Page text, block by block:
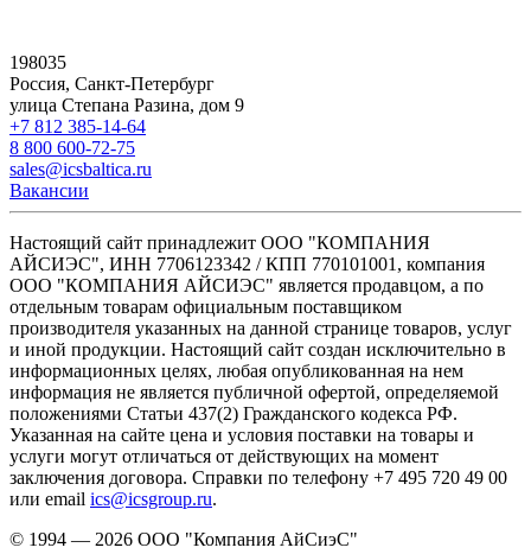
198035
Россия, Санкт-Петербург
улица Степана Разина, дом 9
+7 812 385-14-64
8 800 600-72-75
sales@icsbaltica.ru
Вакансии
Настоящий сайт принадлежит ООО "КОМПАНИЯ
АЙСИЭС", ИНН 7706123342 / КПП 770101001, компания
ООО "КОМПАНИЯ АЙСИЭС" является продавцом, а по
отдельным товарам официальным поставщиком
производителя указанных на данной странице товаров, услуг
и иной продукции. Настоящий сайт создан исключительно в
информационных целях, любая опубликованная на нем
информация не является публичной офертой, определяемой
положениями Статьи 437(2) Гражданского кодекса РФ.
Указанная на сайте цена и условия поставки на товары и
услуги могут отличаться от действующих на момент
заключения договора. Справки по телефону +7 495 720 49 00
или email ics@icsgroup.ru.
© 1994 — 2026 ООО "Компания АйСиэС"